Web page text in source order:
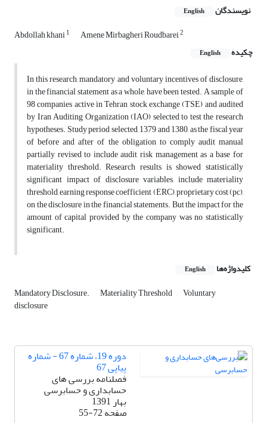
نویسندگان English
Abdollah khani1 Amene Mirbagheri Roudbarei2
چکیده English
In this research, mandatory and voluntary incentives of disclosure,
in the financial statement as a whole, have been tested. A sample of
98 companies active in Tehran stock exchange (TSE) and audited
by Iran Auditing Organization (IAO) selected to test the research
hypotheses. Study period selected, 1379 and 1380, as the fiscal year
of before and after of the obligation to comply audit manual
partially revised to include audit risk management as a base for
materiality threshold. Research results is showed statistically
significant impact of disclosure variables, include materiality
threshold, earning response coefficient (ERC), proprietary cost (pc),
on the disclosure in the financial statements. But the impact for the
amount of capital provided by the company was no statistically
significant.
کلیدواژه‌ها English
Mandatory Disclosure. Materiality Threshold Voluntary
disclosure
دوره 19، شماره 67 - شماره
پیاپی 67
فصلنامه بررسی های
حسابداری و حسابرسی
بهار 1391
صفحه55-72